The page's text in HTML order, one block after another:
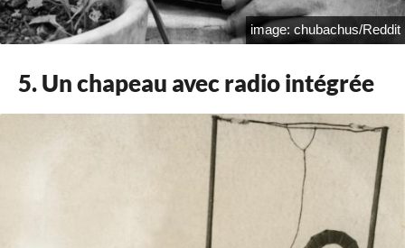
image: chubachus/Reddit
5. Un chapeau avec radio intégrée